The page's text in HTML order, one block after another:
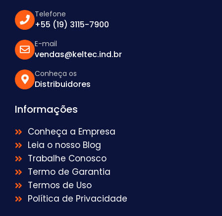
Telefone
+55 (19) 3115-7900
E-mail
vendas@keltec.ind.br
Conheça os
Distribuidores
Informações
Conheça a Empresa
Leia o nosso Blog
Trabalhe Conosco
Termo de Garantia
Termos de Uso
Política de Privacidade